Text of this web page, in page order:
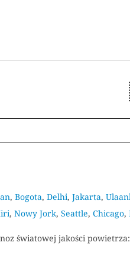
, Bogota, Delhi, Jakarta,
, Nowy Jork, Seattle, Chicago,
światowej jakości powietrza: